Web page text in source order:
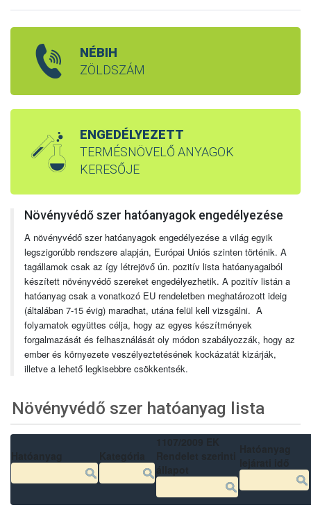
NÉBIH
ZÖLDSZÁM
ENGEDÉLYEZETT
TERMÉSNÖVELŐ ANYAGOK
KERESŐJE
Növényvédő szer hatóanyagok engedélyezése
A növényvédő szer hatóanyagok engedélyezése a világ egyik
legszigorúbb rendszere alapján, Európai Uniós szinten történik. A
tagállamok csak az így létrejövő ún. pozitív lista hatóanyagaiból
készített növényvédő szereket engedélyezhetik. A pozitív listán a
hatóanyag csak a vonatkozó EU rendeletben meghatározott ideig
(általában 7-15 évig) maradhat, utána felül kell vizsgálni. A
folyamatok együttes célja, hogy az egyes készítmények
forgalmazását és felhasználását oly módon szabályozzák, hogy az
ember és környezete veszélyeztetésének kockázatát kizárják,
illetve a lehető legkisebbre csökkentsék.
Növényvédő szer hatóanyag lista